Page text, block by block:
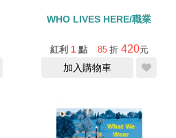
WHO LIVES HERE/職業
紅利 1 點 85 折 420元
加入購物車